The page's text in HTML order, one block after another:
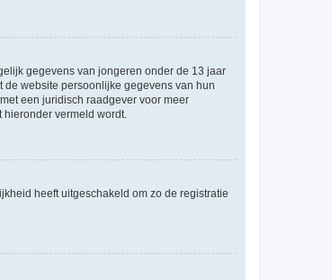
gegevens van jongeren onder de 13 jaar
de website persoonlijke gegevens van hun
een juridisch raadgever voor meer
hieronder vermeld wordt.
heeft uitgeschakeld om zo de registratie